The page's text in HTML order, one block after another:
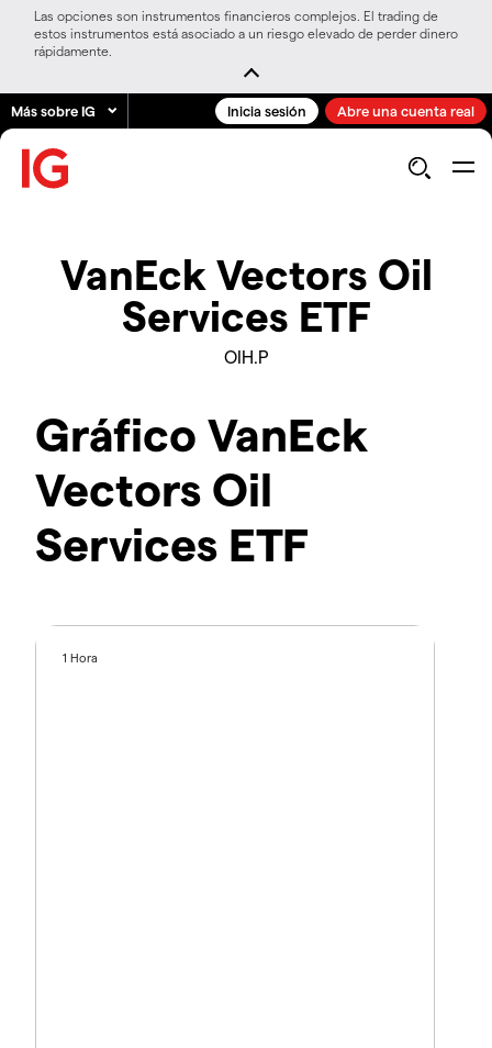
Las opciones son instrumentos financieros complejos. El trading de
estos instrumentos está asociado a un riesgo elevado de perder dinero
rápidamente.
Más sobre IG Inicia sesión Abre una cuenta real
VanEck Vectors Oil
Services ETF
OIH.P
Gráfico VanEck
Vectors Oil
Services ETF
1 Hora